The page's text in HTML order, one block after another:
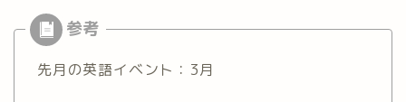
先月の英語イベント：3月